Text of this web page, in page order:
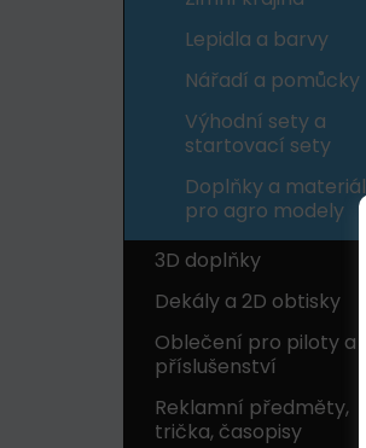
Lepidla a barvy
Nářadí a pomůcky
Výhodní sety a
startovací sety
Doplňky a materiál
pro agro modely
3D doplňky
Dekály a 2D obtisky
Oblečení pro piloty a
příslušenství
Reklamní předměty,
trička, časopisy